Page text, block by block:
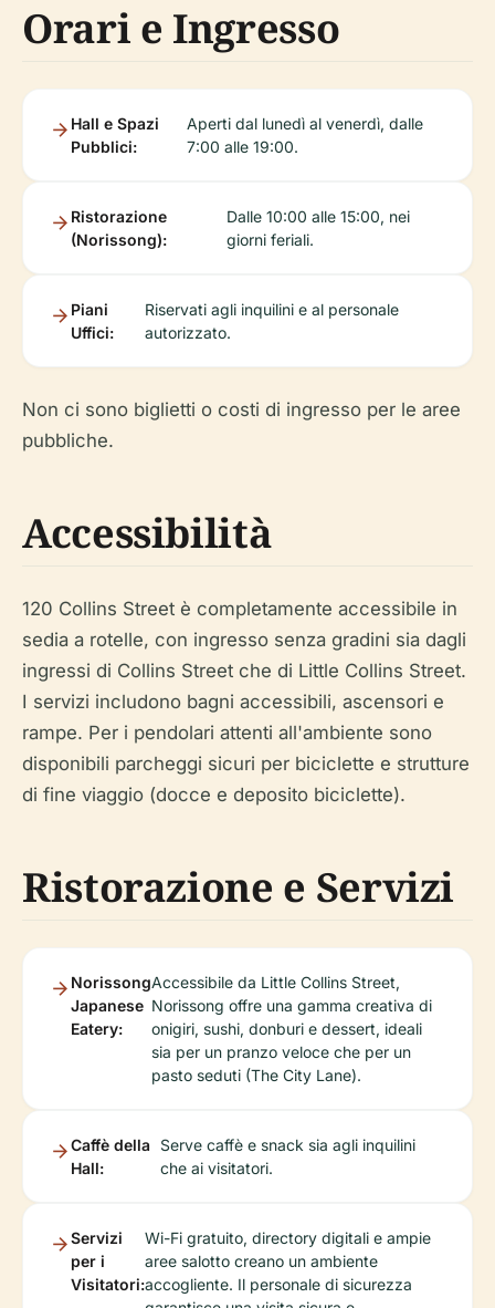
Orari e Ingresso
Hall e Spazi
Pubblici:
Aperti dal lunedì al venerdì, dalle
7:00 alle 19:00.
Ristorazione
(Norissong):
Dalle 10:00 alle 15:00, nei
giorni feriali.
Piani
Uffici:
Riservati agli inquilini e al personale
autorizzato.
Non ci sono biglietti o costi di ingresso per le aree
pubbliche.
Accessibilità
120 Collins Street è completamente accessibile in
sedia a rotelle, con ingresso senza gradini sia dagli
ingressi di Collins Street che di Little Collins Street.
I servizi includono bagni accessibili, ascensori e
rampe. Per i pendolari attenti all'ambiente sono
disponibili parcheggi sicuri per biciclette e strutture
di fine viaggio (docce e deposito biciclette).
Ristorazione e Servizi
Norissong
Japanese
Eatery:
Accessibile da Little Collins Street,
Norissong offre una gamma creativa di
onigiri, sushi, donburi e dessert, ideali
sia per un pranzo veloce che per un
pasto seduti (The City Lane).
Caffè della
Hall:
Serve caffè e snack sia agli inquilini
che ai visitatori.
Servizi
per i
Visitatori:
Wi-Fi gratuito, directory digitali e ampie
aree salotto creano un ambiente
accogliente. Il personale di sicurezza